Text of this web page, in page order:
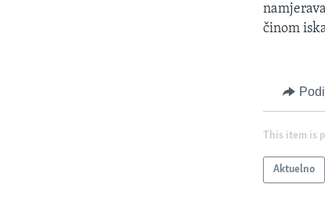
činom
This item is
Aktuelno